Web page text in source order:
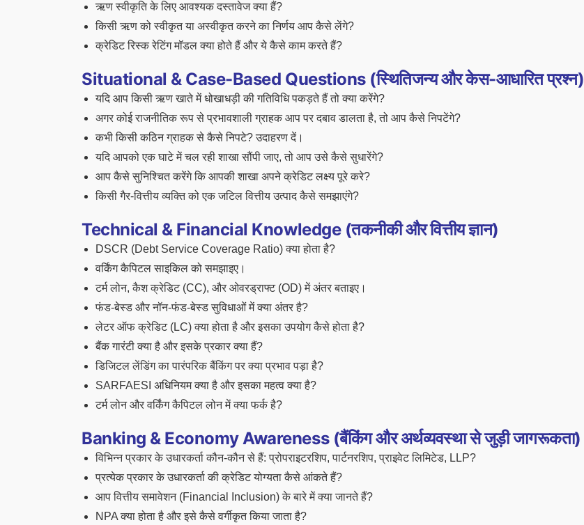
ऋण स्वीकृति के लिए आवश्यक दस्तावेज क्या हैं?
किसी ऋण को स्वीकृत या अस्वीकृत करने का निर्णय आप कैसे लेंगे?
क्रेडिट रिस्क रेटिंग मॉडल क्या होते हैं और ये कैसे काम करते हैं?
Situational & Case-Based Questions (स्थितिजन्य और केस-आधारित प्रश्न)
यदि आप किसी ऋण खाते में धोखाधड़ी की गतिविधि पकड़ते हैं तो क्या करेंगे?
अगर कोई राजनीतिक रूप से प्रभावशाली ग्राहक आप पर दबाव डालता है, तो आप कैसे निपटेंगे?
कभी किसी कठिन ग्राहक से कैसे निपटे? उदाहरण दें।
यदि आपको एक घाटे में चल रही शाखा सौंपी जाए, तो आप उसे कैसे सुधारेंगे?
आप कैसे सुनिश्चित करेंगे कि आपकी शाखा अपने क्रेडिट लक्ष्य पूरे करे?
किसी गैर-वित्तीय व्यक्ति को एक जटिल वित्तीय उत्पाद कैसे समझाएंगे?
Technical & Financial Knowledge (तकनीकी और वित्तीय ज्ञान)
DSCR (Debt Service Coverage Ratio) क्या होता है?
वर्किंग कैपिटल साइकिल को समझाइए।
टर्म लोन, कैश क्रेडिट (CC), और ओवरड्राफ्ट (OD) में अंतर बताइए।
फंड-बेस्ड और नॉन-फंड-बेस्ड सुविधाओं में क्या अंतर है?
लेटर ऑफ क्रेडिट (LC) क्या होता है और इसका उपयोग कैसे होता है?
बैंक गारंटी क्या है और इसके प्रकार क्या हैं?
डिजिटल लेंडिंग का पारंपरिक बैंकिंग पर क्या प्रभाव पड़ा है?
SARFAESI अधिनियम क्या है और इसका महत्व क्या है?
टर्म लोन और वर्किंग कैपिटल लोन में क्या फर्क है?
Banking & Economy Awareness (बैंकिंग और अर्थव्यवस्था से जुड़ी जागरूकता)
विभिन्न प्रकार के उधारकर्ता कौन-कौन से हैं: प्रोपराइटरशिप, पार्टनरशिप, प्राइवेट लिमिटेड, LLP?
प्रत्येक प्रकार के उधारकर्ता की क्रेडिट योग्यता कैसे आंकते हैं?
आप वित्तीय समावेशन (Financial Inclusion) के बारे में क्या जानते हैं?
NPA क्या होता है और इसे कैसे वर्गीकृत किया जाता है?